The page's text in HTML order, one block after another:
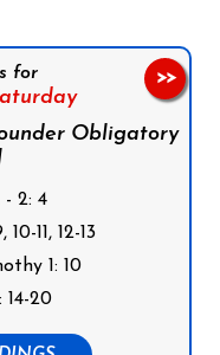
for
Obligatory
- 2: 4
11, 12-13
1: 10
20
>>